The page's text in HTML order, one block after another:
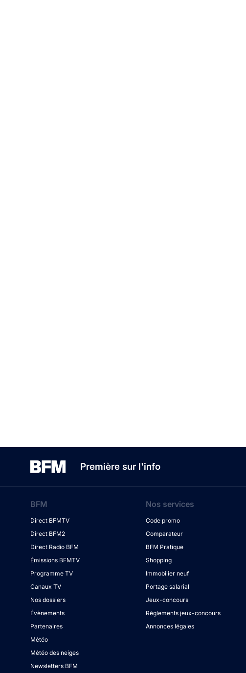
Première sur l'info
BFM
Direct BFMTV
Direct BFM2
Direct Radio BFM
Émissions BFMTV
Programme TV
Canaux TV
Nos dossiers
Évènements
Partenaires
Météo
Météo des neiges
Newsletters BFM
Nos services
Code promo
Comparateur
BFM Pratique
Shopping
Immobilier neuf
Portage salarial
Jeux-concours
Règlements jeux-concours
Annonces légales